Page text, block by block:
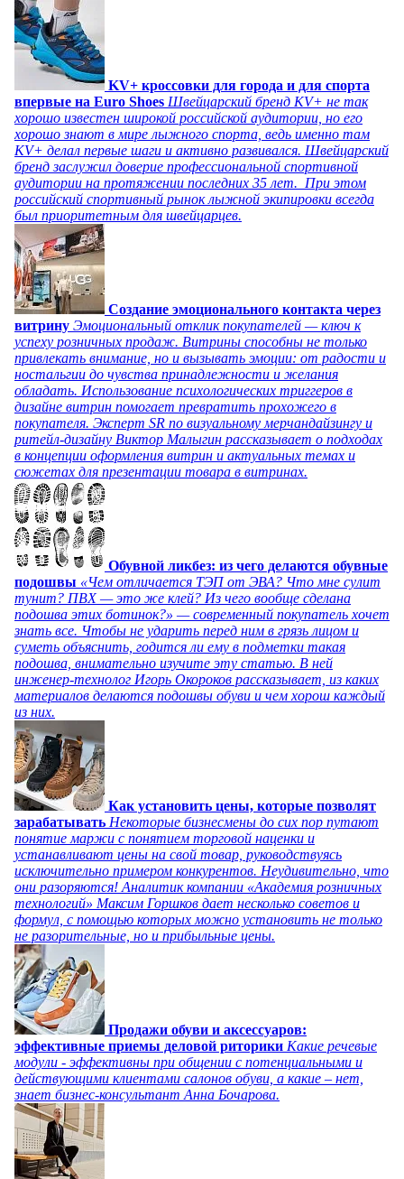
KV+ кроссовки для города и для спорта
впервые на Euro Shoes Швейцарский бренд KV+ не так
хорошо известен широкой российской аудитории, но его
хорошо знают в мире лыжного спорта, ведь именно там
KV+ делал первые шаги и активно развивался. Швейцарский
бренд заслужил доверие профессиональной спортивной
аудитории на протяжении последних 35 лет. При этом
российский спортивный рынок лыжной экипировки всегда
был приоритетным для швейцарцев.
Создание эмоционального контакта через
витрину Эмоциональный отклик покупателей — ключ к
успеху розничных продаж. Витрины способны не только
привлекать внимание, но и вызывать эмоции: от радости и
ностальгии до чувства принадлежности и желания
обладать. Использование психологических триггеров в
дизайне витрин помогает превратить прохожего в
покупателя. Эксперт SR по визуальному мерчандайзингу и
ритейл-дизайну Виктор Малыгин рассказывает о подходах
в концепции оформления витрин и актуальных темах и
сюжетах для презентации товара в витринах.
Обувной ликбез: из чего делаются обувные
подошвы «Чем отличается ТЭП от ЭВА? Что мне сулит
тунит? ПВХ — это же клей? Из чего вообще сделана
подошва этих ботинок?» — современный покупатель хочет
знать все. Чтобы не ударить перед ним в грязь лицом и
суметь объяснить, годится ли ему в подметки такая
подошва, внимательно изучите эту статью. В ней
инженер-технолог Игорь Окороков рассказывает, из каких
материалов делаются подошвы обуви и чем хорош каждый
из них.
Как установить цены, которые позволят
зарабатывать Некоторые бизнесмены до сих пор путают
понятие маржи с понятием торговой наценки и
устанавливают цены на свой товар, руководствуясь
исключительно примером конкурентов. Неудивительно, что
они разоряются! Аналитик компании «Академия розничных
технологий» Максим Горшков дает несколько советов и
формул, с помощью которых можно установить не только
не разорительные, но и прибыльные цены.
Продажи обуви и аксессуаров:
эффективные приемы деловой риторики Какие речевые
модули - эффективны при общении с потенциальными и
действующими клиентами салонов обуви, а какие – нет,
знает бизнес-консультант Анна Бочарова.